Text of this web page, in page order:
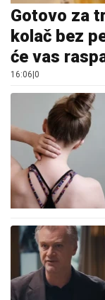
Gotovo za
kolač bez
će vas
16:06 0